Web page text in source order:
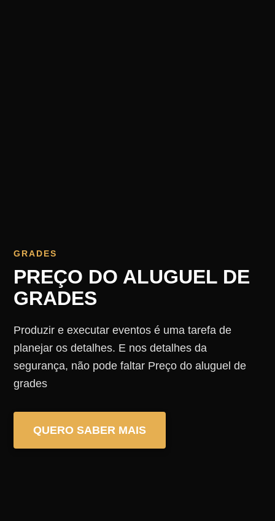
GRADES
PREÇO DO ALUGUEL DE
GRADES
Produzir e executar eventos é uma tarefa de
planejar os detalhes. E nos detalhes da
segurança, não pode faltar Preço do aluguel de
grades
QUERO SABER MAIS